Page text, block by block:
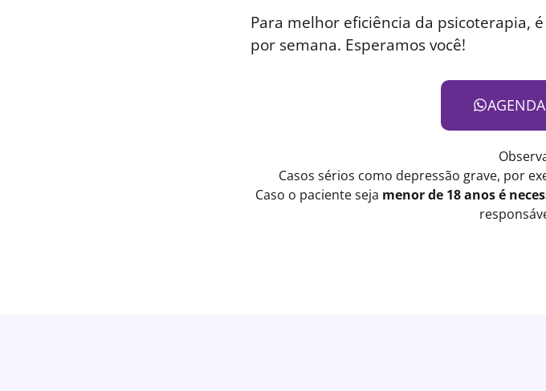
Para melhor eficiência da psicoterapia,
por semana. Esperamos você!
Casos sérios como depressão grave, por
Caso o paciente seja menor de 18 anos é